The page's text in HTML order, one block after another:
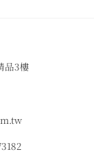
品3樓